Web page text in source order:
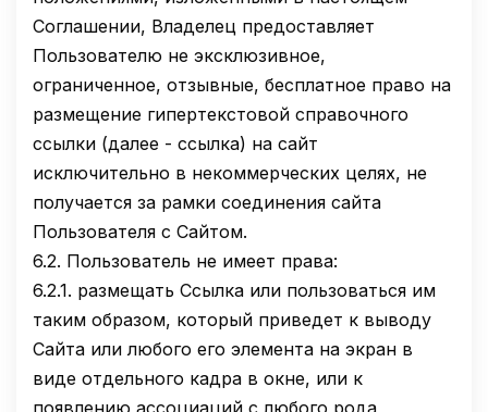
Соглашении, Владелец предоставляет
Пользователю не эксклюзивное,
ограниченное, отзывные, бесплатное право на
размещение гипертекстовой справочного
ссылки (далее - ссылка) на сайт
исключительно в некоммерческих целях, не
получается за рамки соединения сайта
Пользователя с Сайтом.
6.2. Пользователь не имеет права:
6.2.1. размещать Ссылка или пользоваться им
таким образом, который приведет к выводу
Сайта или любого его элемента на экран в
виде отдельного кадра в окне, или к
появлению ассоциаций с любого рода